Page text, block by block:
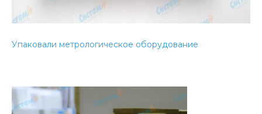
Упаковали метрологическое оборудование